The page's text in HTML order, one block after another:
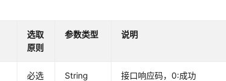
选取
原则
参数类型 说明
必选 String 接口响应码，0:成功